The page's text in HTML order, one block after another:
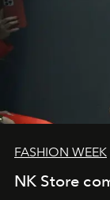
FASHION WEEK
NK Store